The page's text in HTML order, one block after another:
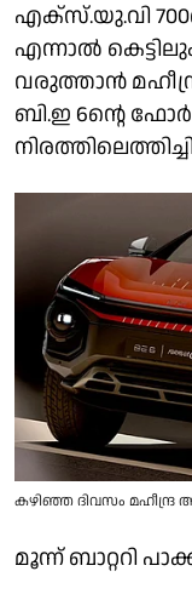
എക്‌സ്.യു.വി
എന്നാല്‍
വരുത്താന്‍
ബി.ഇ 6ന്റെ
കഴിഞ്ഞ ദിവസം
മൂന്ന് ബാറ്ററി